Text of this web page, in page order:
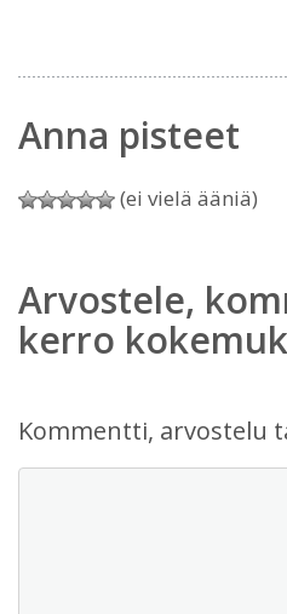
Anna pisteet
(ei vielä ääniä)
Arvostele,
kerro
Kommentti, arvostelu